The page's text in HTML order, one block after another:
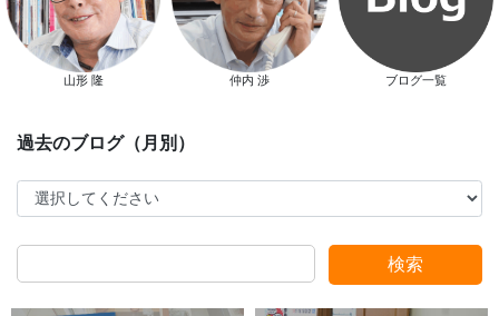
山形 隆 仲内 渉 ブログ一覧
検索